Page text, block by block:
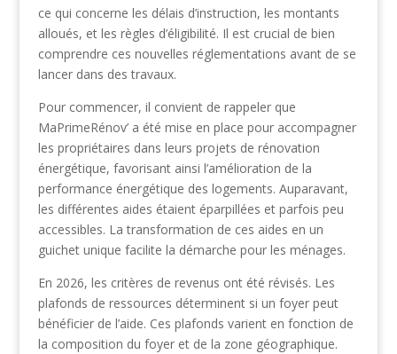
ce qui concerne les délais d’instruction, les montants
alloués, et les règles d’éligibilité. Il est crucial de bien
comprendre ces nouvelles réglementations avant de se
lancer dans des travaux.
Pour commencer, il convient de rappeler que
MaPrimeRénov’ a été mise en place pour accompagner
les propriétaires dans leurs projets de rénovation
énergétique, favorisant ainsi l’amélioration de la
performance énergétique des logements. Auparavant,
les différentes aides étaient éparpillées et parfois peu
accessibles. La transformation de ces aides en un
guichet unique facilite la démarche pour les ménages.
En 2026, les critères de revenus ont été révisés. Les
plafonds de ressources déterminent si un foyer peut
bénéficier de l’aide. Ces plafonds varient en fonction de
la composition du foyer et de la zone géographique.